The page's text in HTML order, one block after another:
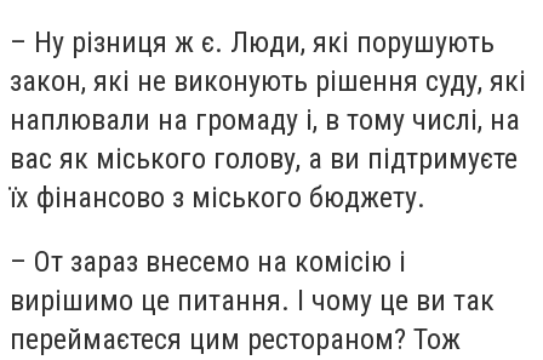
– Ну різниця ж є. Люди, які порушують
закон, які не виконують рішення суду, які
наплювали на громаду і, в тому числі, на
вас як міського голову, а ви підтримуєте
їх фінансово з міського бюджету.
– От зараз внесемо на комісію і
вирішимо це питання. І чому це ви так
переймаєтеся цим рестораном? Тож